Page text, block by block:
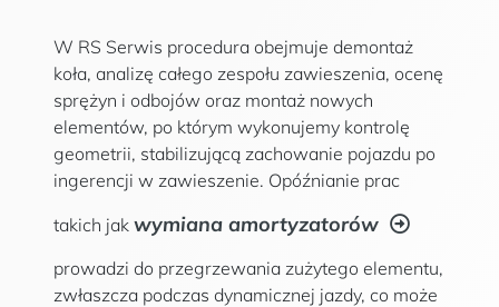
W RS Serwis procedura obejmuje demontaż
koła, analizę całego zespołu zawieszenia, ocenę
sprężyn i odbojów oraz montaż nowych
elementów, po którym wykonujemy kontrolę
geometrii, stabilizującą zachowanie pojazdu po
ingerencji w zawieszenie. Opóźnianie prac
takich jak wymiana amortyzatorów
prowadzi do przegrzewania zużytego elementu,
zwłaszcza podczas dynamicznej jazdy, co może